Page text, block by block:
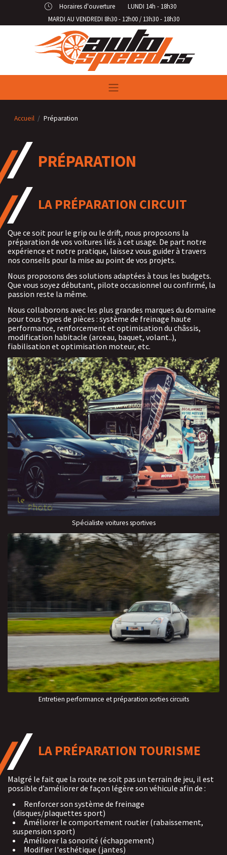
Horaires d'ouverture
LUNDI 14h - 18h30
MARDI AU VENDREDI 8h30 - 12h00 / 13h30 - 18h30
Accueil Préparation
PRÉPARATION
LA PRÉPARATION CIRCUIT
Que ce soit pour le grip ou le drift, nous proposons la
préparation de vos voitures liés à cet usage. De part notre
expérience et notre pratique, laissez vous guider à travers
nos conseils pour la mise au point de vos projets.
Nous proposons des solutions adaptées à tous les budgets.
Que vous soyez débutant, pilote occasionnel ou confirmé, la
passion reste la même.
Nous collaborons avec les plus grandes marques du domaine
pour tous types de pièces : système de freinage haute
performance, renforcement et optimisation du châssis,
modification habitacle (arceau, baquet, volant..),
fiabilisation et optimisation moteur, etc.
Spécialiste voitures sportives
Entretien performance et préparation sorties circuits
LA PRÉPARATION TOURISME
Malgré le fait que la route ne soit pas un terrain de jeu, il est
possible d’améliorer de façon légère son véhicule afin de :
Renforcer son système de freinage
(disques/plaquettes sport)
Améliorer le comportement routier (rabaissement,
suspension sport)
Améliorer la sonorité (échappement)
Modifier l'esthétique (jantes)
Panneau de gestion des cookies